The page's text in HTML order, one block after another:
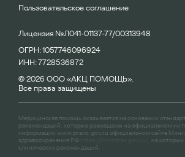
Пользовательское соглашение
Лицензия №Л041-01137-77/00313948
ОГРН: 1057746096924
ИНН: 7728536872
© 2026 ООО «АКЦ ПОМОЩЬ».
Все права защищены
Медицинская помощь оказывается на основании
рекомендаций, которые размещены на официальном
информации www.pravo.gov.ru официальном сайте
здравоохранения РФ
, на
клинических рекомендаций.